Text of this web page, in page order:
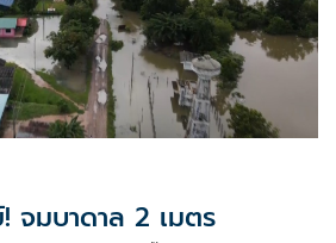
จมบาดาล 2 เมตร